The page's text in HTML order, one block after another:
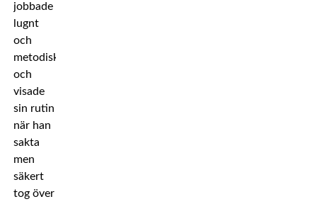
jobbade
lugnt
och
metodiskt
och
visade
sin rutin
när han
sakta
men
säkert
tog över